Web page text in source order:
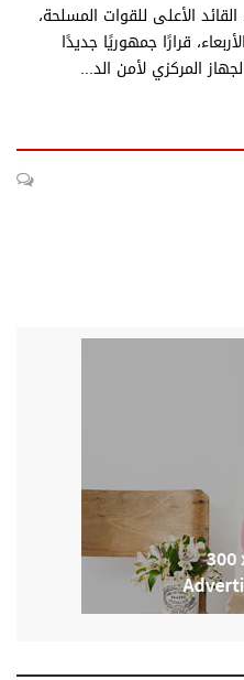
الأعلى للقوات المسلحة،
قرارًا جمهوريًا جديدًا
المركزي لأمن الد...